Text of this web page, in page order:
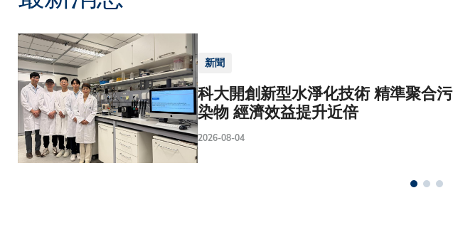
新聞
科大開創新型水淨化技術 精準聚合污
染物 經濟效益提升近倍
2026-08-04